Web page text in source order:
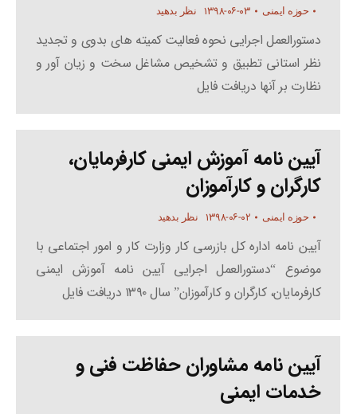
حوزه ایمنی ۱۳۹۸-۰۶-۰۳ نظر بدهید
دستورالعمل اجرایی نحوه فعالیت کمیته های بدوی و تجدید
نظر استانی تطبیق و تشخیص مشاغل سخت و زیان آور و
نظارت بر آنها دریافت فایل
آیین نامه آموزش ایمنی کارفرمایان،
کارگران و کارآموزان
حوزه ایمنی ۱۳۹۸-۰۶-۰۲ نظر بدهید
آیین نامه اداره کل بازرسی کار وزارت کار و امور اجتماعی با
موضوع “دستورالعمل اجرایی آیین نامه آموزش ایمنی
کارفرمایان، کارگران و کارآموزان” سال ۱۳۹۰ دریافت فایل
آیین نامه مشاوران حفاظت فنی و
خدمات ایمنی